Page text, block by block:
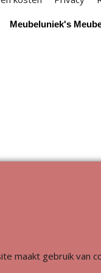
Meubeluniek's
maakt gebruik van